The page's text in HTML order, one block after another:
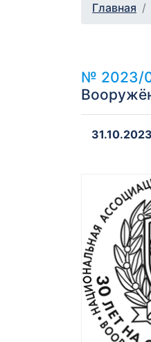
Главная
№ 2023/
31.10.2023